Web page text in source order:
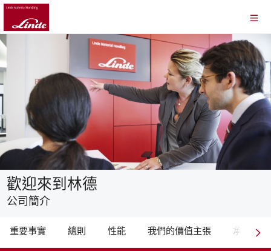
歡迎來到林德
公司簡介
重要事實 總則 性能 我們的價值主張 承諾